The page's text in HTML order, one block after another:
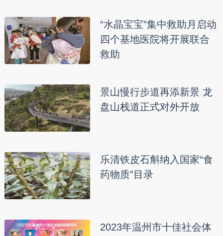
“水晶宝宝”集中救助月启动
四个基地医院将开展联合
救助
景山慢行步道再添新景 龙
盘山栈道正式对外开放
乐清铁皮石斛纳入国家“食
药物质”目录
2023年温州市十佳社会体